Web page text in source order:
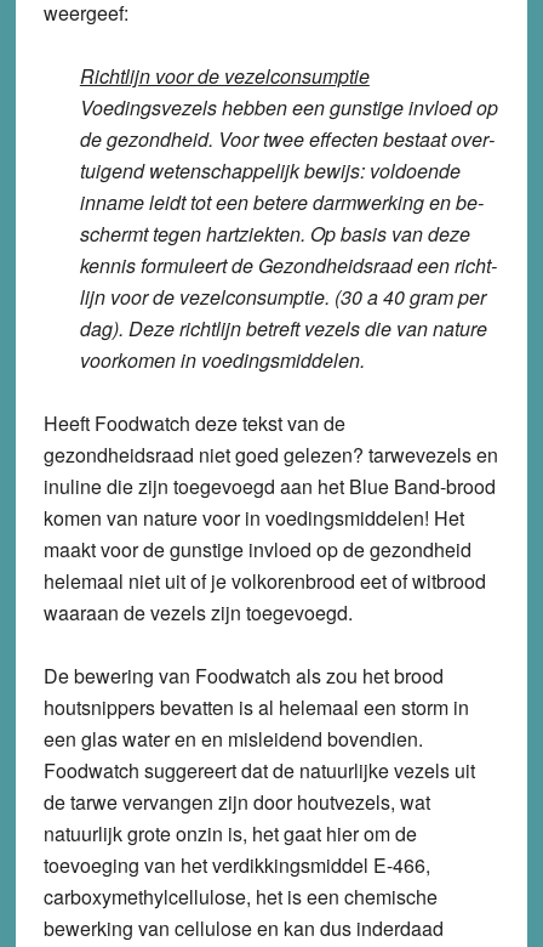
weergeef:
Richtlijn voor de vezelconsumptie
Voe­dings­ve­zels hebben een gun­sti­ge invloed op
de ge­zond­heid. Voor twee ef­fec­ten bestaat over­
tui­gend we­ten­schap­pe­lijk bewijs: vol­doen­de
inname leidt tot een betere darm­wer­king en be­
schermt tegen hart­ziek­ten. Op basis van deze
kennis for­mu­leert de Ge­zond­heids­raad een richt­
lijn voor de ve­zel­con­sump­tie. (30 a 40 gram per
dag). Deze richt­lijn betreft vezels die van nature
voor­ko­men in voe­dings­mid­de­len.
Heeft Foodwatch deze tekst van de
gezondheidsraad niet goed gelezen? tarwevezels en
inuline die zijn toegevoegd aan het Blue Band-brood
komen van nature voor in voedingsmiddelen! Het
maakt voor de gunstige invloed op de gezondheid
helemaal niet uit of je volkorenbrood eet of witbrood
waaraan de vezels zijn toegevoegd.
De bewering van Foodwatch als zou het brood
houtsnippers bevatten is al helemaal een storm in
een glas water en en misleidend bovendien.
Foodwatch suggereert dat de natuurlijke vezels uit
de tarwe vervangen zijn door houtvezels, wat
natuurlijk grote onzin is, het gaat hier om de
toevoeging van het verdikkingsmiddel E-466,
carboxymethylcellulose, het is een chemische
bewerking van cellulose en kan dus inderdaad